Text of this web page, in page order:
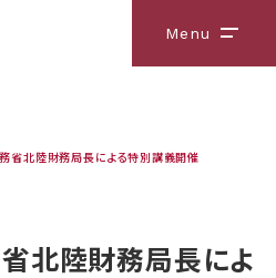
Menu メニ
務省北陸財務局長による特別講義開催
省北陸財務局長によ